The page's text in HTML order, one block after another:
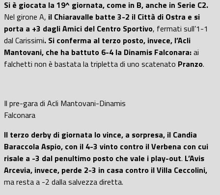
Si è giocata la 19^ giornata, come in B, anche in Serie C2.
Nel girone A, il Chiaravalle batte 3-2 il Città di Ostra e si
porta a +3 dagli Amici del Centro Sportivo, fermati sull’1-1
dal Carissimi. Si conferma al terzo posto, invece, l’Acli
Mantovani, che ha battuto 6-4 la Dinamis Falconara:ai
falchetti non è bastata la tripletta di uno scatenato Pranzo.
Il pre-gara di Acli Mantovani-Dinamis
Falconara
Il terzo derby di giornata lo vince, a sorpresa, il Candia
Baraccola Aspio, con il 4-3 vinto contro il Verbena con cui
risale a -3 dal penultimo posto che vale i play-out. L’Avis
Arcevia, invece, perde 2-3 in casa contro il Villa Ceccolini,
ma resta a -2 dalla salvezza diretta.